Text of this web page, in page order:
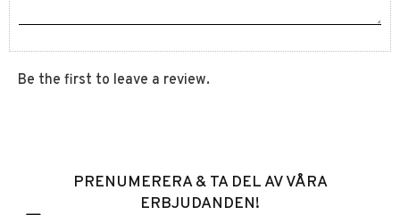
Be the first to leave a review.
PRENUMERERA & TA DEL AV VÅRA
ERBJUDANDEN!